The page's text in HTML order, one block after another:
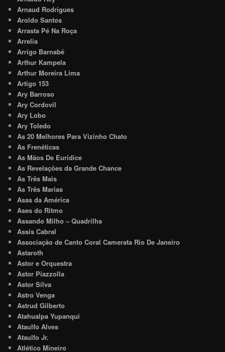
Arnaud Rodrigues
Aroldo Santos
Arrasta Pé Na Roça
Arrelia
Arrigo Barnabé
Arthur Kampela
Arthur Moreira Lima
Artigo 153
Ary Barroso
Ary Cordovil
Ary Lobo
Ary Toledo
As 20 Melhores Para Vizinho Chato
As Frenéticas
As Mãos De Euridice
As Revelações da Grande Chance
As Três Mais
As Três Marias
Asas da América
Ases do Ritmo
Assando Milho – Quadrilha
Assis Cabral
Associação de Canto Coral Camerata Rio De Janeiro
Astaroth
Astor e Orquestra
Astor Piazzolla
Astor Silva
Astro Venga
Astrud Gilberto
Atahualpa Yupanqui
Ataulfo Alves
Ataulfo Jr.
Atlético Mineiro